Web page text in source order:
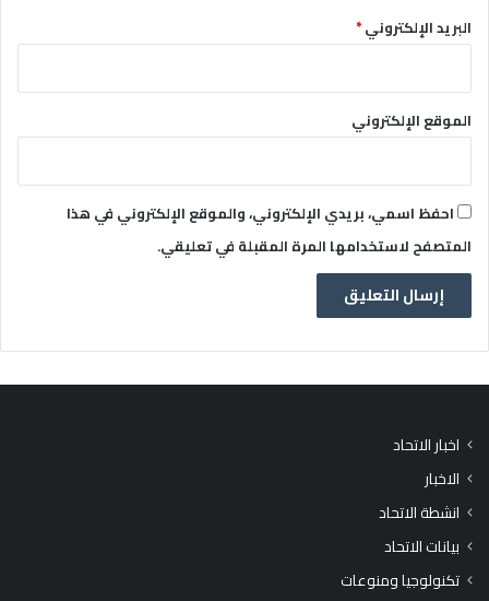
البريد الإلكتروني*
الموقع الإلكتروني
احفظ اسمي، بريدي الإلكتروني، والموقع الإلكتروني في هذا
المتصفح لاستخدامها المرة المقبلة في تعليقي.
اخبار الاتحاد
الاخبار
انشطة الاتحاد
بيانات الاتحاد
تكنولوجيا ومنوعات